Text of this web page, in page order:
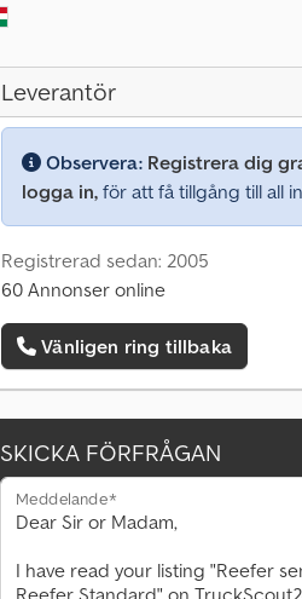
Leverantör
Observera: Registrera dig
logga in, för att få tillgång till all
Registrerad sedan: 2005
60 Annonser online
Vänligen ring tillbaka
SKICKA FÖRFRÅGAN
Meddelande*